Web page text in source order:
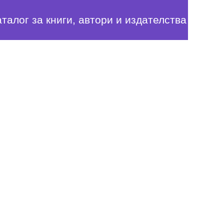
за книги, автори и издателства